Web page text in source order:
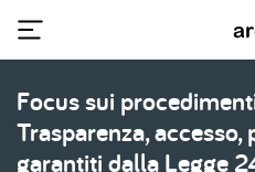
contenuto
principale
Focus sui
Trasparenza,
garantiti dalla Legge